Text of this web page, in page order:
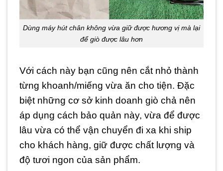
Dùng máy hút chân không vừa giữ được hương vị mà lại
để giò được lâu hơn
Với cách này bạn cũng nên cắt nhỏ thành
từng khoanh/miếng vừa ăn cho tiện. Đặc
biệt những cơ sở kinh doanh giò chả nên
áp dụng cách bảo quản này, vừa để được
lâu vừa có thể vận chuyển đi xa khi ship
cho khách hàng, giữ được chất lượng và
độ tươi ngon của sản phẩm.